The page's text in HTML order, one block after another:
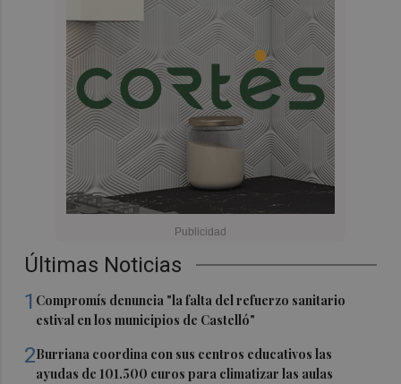
Últimas Noticias
1 Compromís denuncia "la falta del refuerzo sanitario
estival en los municipios de Castelló"
2Burriana coordina con sus centros educativos las
ayudas de 101.500 euros para climatizar las aulas